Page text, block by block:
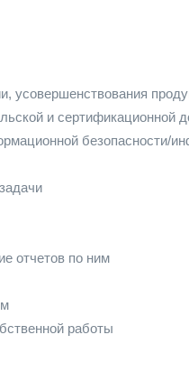
усовершенствования
и сертификационной
безопасности/
отчетов по ним
работы